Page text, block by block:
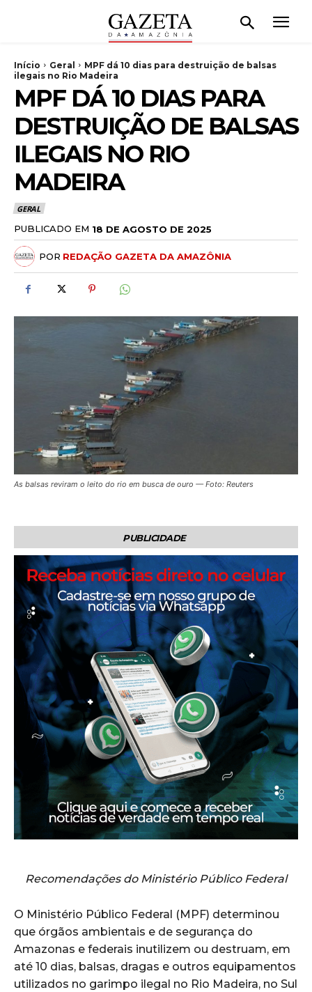
Início Geral
MPF dá 10 dias para destruição de balsas
ilegais no Rio Madeira
MPF DÁ 10 DIAS PARA
DESTRUIÇÃO DE BALSAS
ILEGAIS NO RIO
MADEIRA
GERAL
PUBLICADO EM 18 DE AGOSTO DE 2025
POR REDAÇÃO GAZETA DA AMAZÔNIA
As balsas reviram o leito do rio em busca de ouro — Foto: Reuters
PUBLICIDADE
Recomendações do Ministério Público Federal
O Ministério Público Federal (MPF) determinou
que órgãos ambientais e de segurança do
Amazonas e federais inutilizem ou destruam, em
até 10 dias, balsas, dragas e outros equipamentos
utilizados no garimpo ilegal no Rio Madeira, no Sul